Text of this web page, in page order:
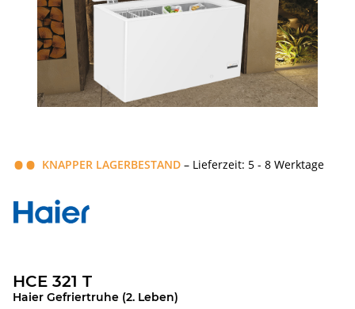
KNAPPER LAGERBESTAND – Lieferzeit: 5 - 8 Werktage
HCE 321 T
Haier Gefriertruhe (2. Leben)